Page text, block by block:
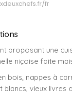
fr
proposant une
niçoise faite
bois, nappes à
blancs, vieux livres